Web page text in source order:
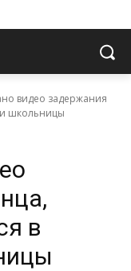
видео задержания
школьницы
в